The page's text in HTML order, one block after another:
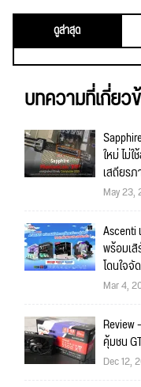
ดูล่าสุด
บทความที่เกี่ยว
ใหม่ ไม่ใช้
เสถียร
เมนบอร์
May 23,
Ascenti
พร้อมเ
โดนใจจั
Mar 4,
Review
คุ้มชน
Dec 12,